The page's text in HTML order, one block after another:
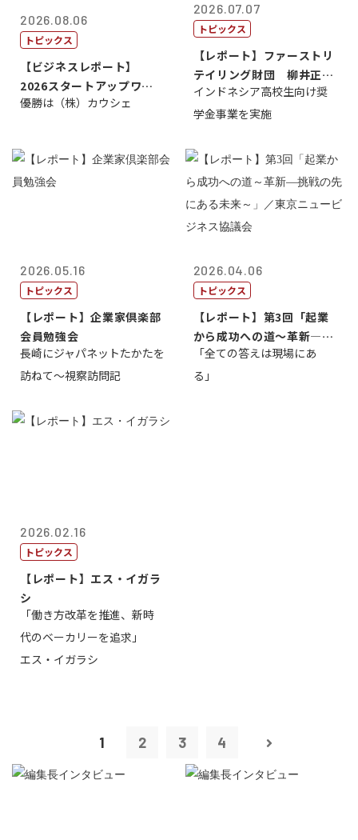
2026.08.06
トピックス
【ビジネスレポート】
2026スタートアップワー
ルドカップ東京
優勝は（株）カウシェ
2026.07.07
トピックス
【レポート】ファーストリ
テイリング財団 柳井正
理事長
インドネシア高校生向け奨
学金事業を実施
2026.05.16
トピックス
【レポート】企業家倶楽部
会員勉強会
長崎にジャパネットたかたを
訪ねて～視察訪問記
2026.04.06
トピックス
【レポート】第3回「起業
から成功への道～革新―挑
戦の先にある...
「全ての答えは現場にあ
る」
2026.02.16
トピックス
【レポート】エス・イガラ
シ
「働き方改革を推進、新時
代のベーカリーを追求」
エス・イガラシ
1 2 3 4